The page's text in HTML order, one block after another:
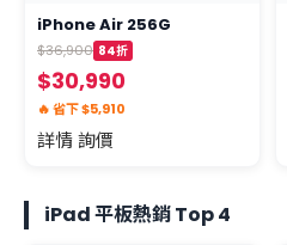
iPhone Air 256G
$36,900 84折
$30,990
🔥 省下 $5,910
詳情 詢價
iPad 平板熱銷 Top 4